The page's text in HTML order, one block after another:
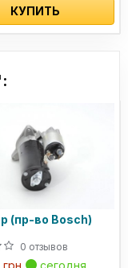
КУПИТЬ
(пр-во Bosch)
0 отзывов
грн сегодня